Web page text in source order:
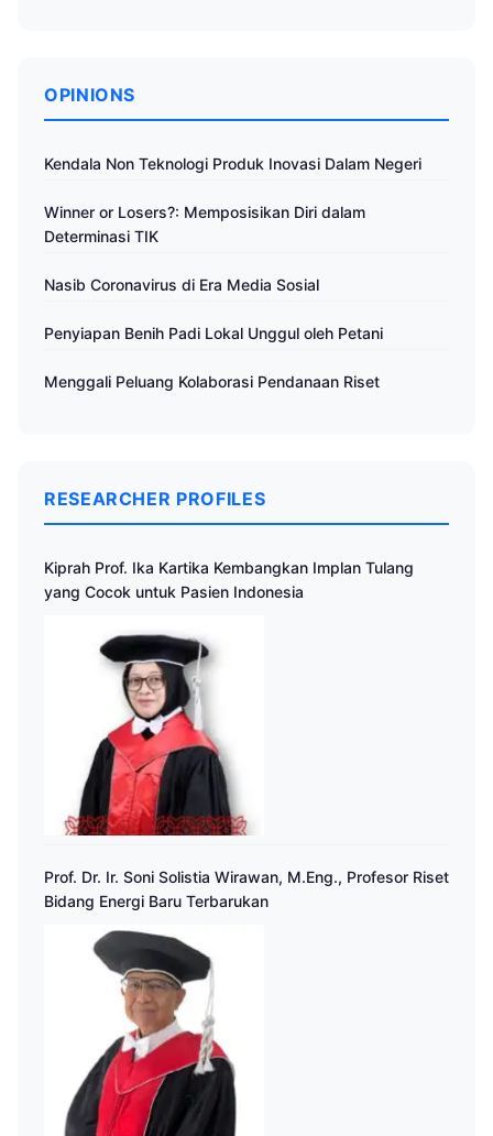
OPINIONS
Kendala Non Teknologi Produk Inovasi Dalam Negeri
Winner or Losers?: Memposisikan Diri dalam
Determinasi TIK
Nasib Coronavirus di Era Media Sosial
Penyiapan Benih Padi Lokal Unggul oleh Petani
Menggali Peluang Kolaborasi Pendanaan Riset
RESEARCHER PROFILES
Kiprah Prof. Ika Kartika Kembangkan Implan Tulang
yang Cocok untuk Pasien Indonesia
Prof. Dr. Ir. Soni Solistia Wirawan, M.Eng., Profesor Riset
Bidang Energi Baru Terbarukan